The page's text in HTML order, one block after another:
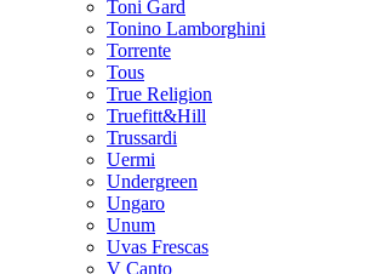
Toni Gard
Tonino Lamborghini
Torrente
Tous
True Religion
Truefitt&Hill
Trussardi
Uermi
Undergreen
Ungaro
Unum
Uvas Frescas
V Canto